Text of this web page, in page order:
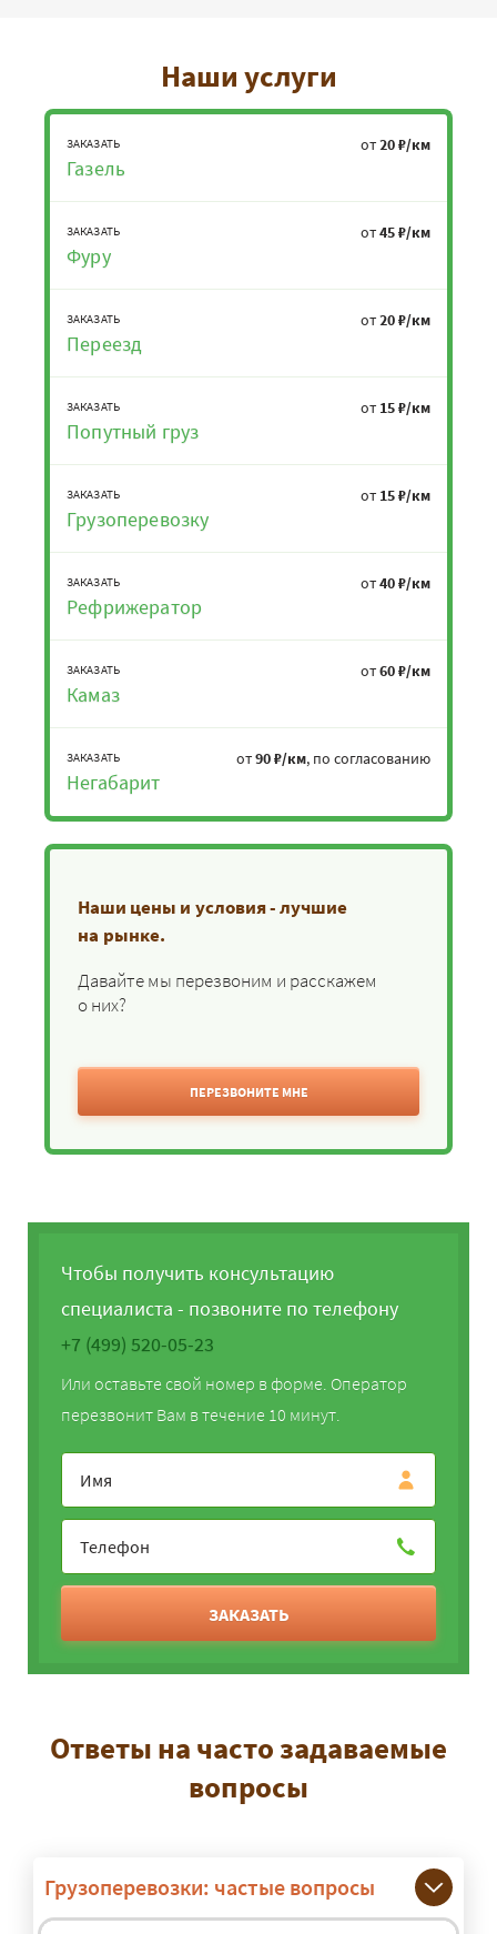
Наши услуги
ЗАКАЗАТЬ
Газель
от20 ₽/км
ЗАКАЗАТЬ
Фуру
от45 ₽/км
ЗАКАЗАТЬ
Переезд
от20 ₽/км
ЗАКАЗАТЬ
Попутный груз
от 15 ₽/км
ЗАКАЗАТЬ
Грузоперевозку
от 15 ₽/км
ЗАКАЗАТЬ
Рефрижератор
от40 ₽/км
ЗАКАЗАТЬ
Камаз
от60 ₽/км
ЗАКАЗАТЬ
Негабарит
от90 ₽/км, по согласованию
Наши цены и условия - лучшие
на рынке.
Давайте мы перезвоним и расскажем
о них?
ПЕРЕЗВОНИТЕ МНЕ
Чтобы получить консультацию
специалиста - позвоните по телефону
+7 (499) 520-05-23
Или оставьте свой номер в форме. Оператор
перезвонит Вам в течение 10 минут.
ЗАКАЗАТЬ
Ответы на часто задаваемые
вопросы
Грузоперевозки: частые вопросы